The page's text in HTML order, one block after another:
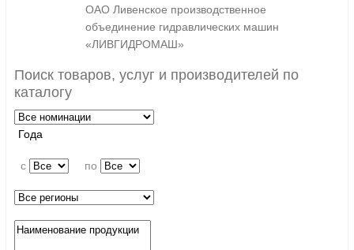
ОАО Ливенское производственное
объединение гидравлических машин
«ЛИВГИДРОМАШ»
Поиск товаров, услуг и производителей по
каталогу
Года
c по